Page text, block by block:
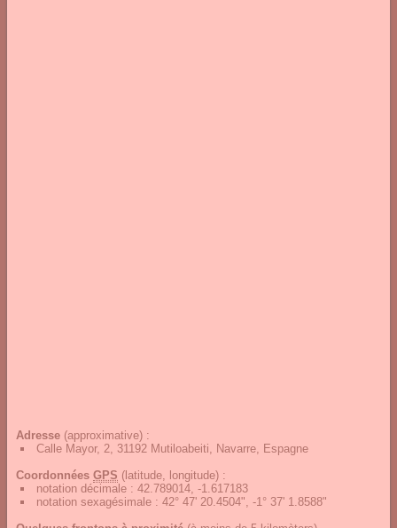
Adresse (approximative) :
Calle Mayor, 2, 31192 Mutiloabeiti, Navarre, Espagne
Coordonnées GPS (latitude, longitude) :
notation décimale : 42.789014, -1.617183
notation sexagésimale : 42° 47' 20.4504", -1° 37' 1.8588"